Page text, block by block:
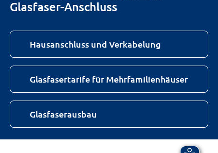
Glasfaser-Anschluss
Hausanschluss und Verkabelung
Glasfasertarife für Mehrfamilienhäuser
Glasfaserausbau